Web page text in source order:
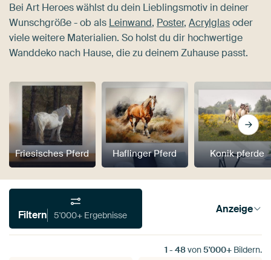
Bei Art Heroes wählst du dein Lieblingsmotiv in deiner
Wunschgröße - ob als Leinwand, Poster, Acrylglasoder
viele weitere Materialien. So holst du dir hochwertige
Wanddeko nach Hause, die zu deinem Zuhause passt.
Friesisches Pferd Haflinger Pferd Konik pferde
Filtern 5'000+ Ergebnisse Anzeige
1 - 48von5'000+ Bildern.